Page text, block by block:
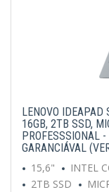
LENOVO
16GB, 2TB SSD,
PROFESSSIONAL
GARANCIÁVAL
15,6"
INTEL
2TB SSD